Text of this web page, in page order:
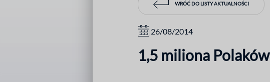
WRÓĆ DO LISTY AKTUALNOŚCI
26/08/2014
1,5 miliona